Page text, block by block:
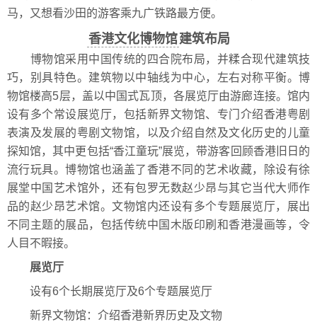
马，又想看沙田的游客乘九广铁路最方便。
香港文化博物馆建筑布局
博物馆采用中国传统的四合院布局，并糅合现代建筑技
巧，别具特色。建筑物以中轴线为中心，左右对称平衡。博
物馆楼高5层，盖以中国式瓦顶，各展览厅由游廊连接。馆内
设有多个常设展览厅，包括新界文物馆、专门介绍香港粤剧
表演及发展的粤剧文物馆，以及介绍自然及文化历史的儿童
探知馆，其中更包括“香江童玩”展览，带游客回顾香港旧日的
流行玩具。博物馆也涵盖了香港不同的艺术收藏，除设有徐
展堂中国艺术馆外，还有包罗无数赵少昂与其它当代大师作
品的赵少昂艺术馆。文物馆内还设有多个专题展览厅，展出
不同主题的展品，包括传统中国木版印刷和香港漫画等，令
人目不暇接。
展览厅
设有6个长期展览厅及6个专题展览厅
新界文物馆：介绍香港新界历史及文物